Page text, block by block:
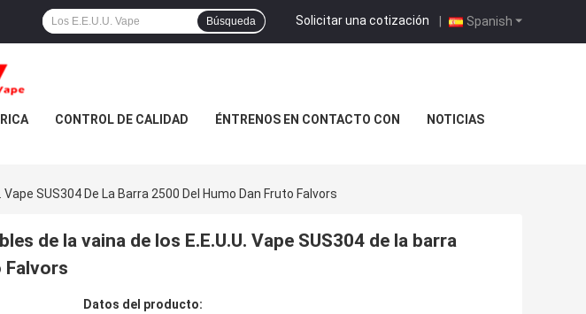
Spanish
Solicitar una cotización |
Búsqueda
CONTROL DE CALIDAD ÉNTRENOS EN CONTACTO CON NOTICIAS
SUS304 De La Barra 2500 Del Humo Dan Fruto Falvors
de la vaina de los E.E.U.U. Vape SUS304 de la barra
Falvors
Datos del producto: